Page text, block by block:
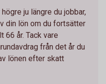
ju längre du jobbar,
din lön om du fortsätter
år. Tack vare
från det år du
lönen efter skatt